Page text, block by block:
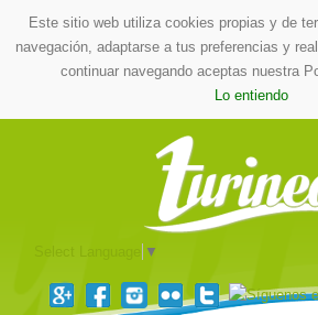
Este sitio web utiliza cookies propias y de
navegación, adaptarse a tus preferencias y
continuar navegando aceptas nuestra
Lo entiendo
▼